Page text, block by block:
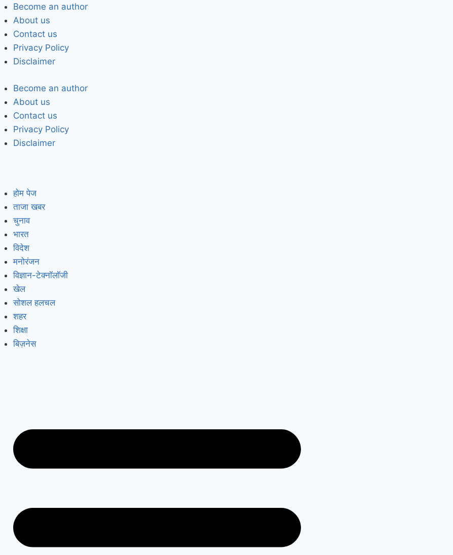
Become an author
About us
Contact us
Privacy Policy
Disclaimer
Become an author
About us
Contact us
Privacy Policy
Disclaimer
होम पेज
ताजा खबर
चुनाव
भारत
विदेश
मनोरंजन
विज्ञान-टेक्नॉलॉजी
खेल
सोशल हलचल
शहर
शिक्षा
बिज़नेस